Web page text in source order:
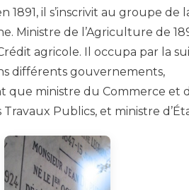
1891, il s’inscrivit au groupe de
Ministre de l’Agriculture de
agricole. Il occupa par la
différents gouvernements,
que ministre du Commerce et
Travaux Publics, et ministre